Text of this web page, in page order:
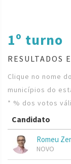
1º turno
RESULTADOS
Clique no nome
municípios do
* % dos votos
Candidato
Romeu
NOVO